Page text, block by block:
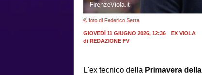
FirenzeViola.it
© foto di Federico Serra
GIOVEDÌ 11 GIUGNO 2026, 12:36
EX VIOLA
di REDAZIONE FV
L'ex tecnico della Primavera della